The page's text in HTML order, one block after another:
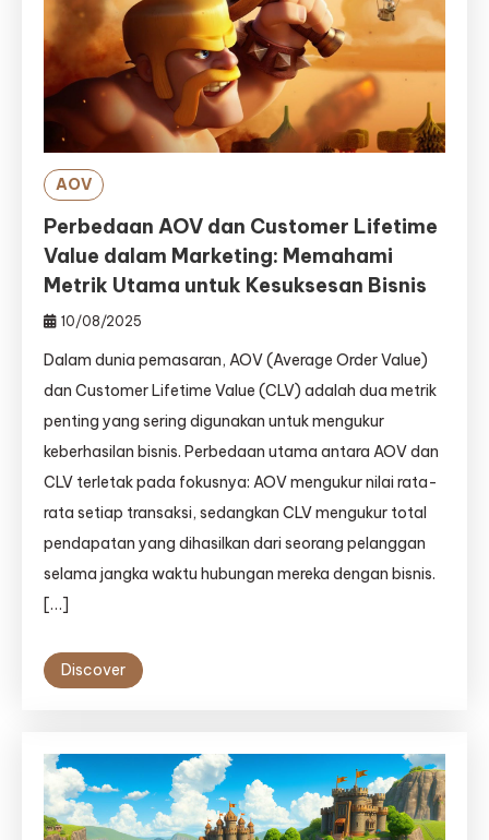
AOV
Perbedaan AOV dan Customer Lifetime
Value dalam Marketing: Memahami
Metrik Utama untuk Kesuksesan Bisnis
10/08/2025
Dalam dunia pemasaran, AOV (Average Order Value)
dan Customer Lifetime Value (CLV) adalah dua metrik
penting yang sering digunakan untuk mengukur
keberhasilan bisnis. Perbedaan utama antara AOV dan
CLV terletak pada fokusnya: AOV mengukur nilai rata-
rata setiap transaksi, sedangkan CLV mengukur total
pendapatan yang dihasilkan dari seorang pelanggan
selama jangka waktu hubungan mereka dengan bisnis.
[…]
Discover